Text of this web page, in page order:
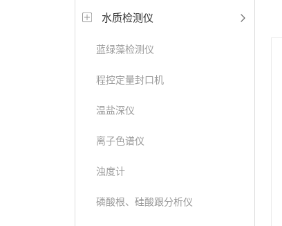
水质检测仪
蓝绿藻检测仪
程控定量封口机
温盐深仪
离子色谱仪
浊度计
磷酸根、硅酸跟分析仪